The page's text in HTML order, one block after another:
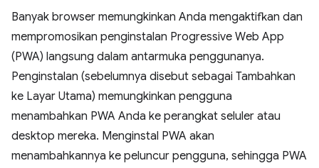
Banyak browser memungkinkan Anda mengaktifkan dan
mempromosikan penginstalan Progressive Web App
(PWA) langsung dalam antarmuka penggunanya.
Penginstalan (sebelumnya disebut sebagai Tambahkan
ke Layar Utama) memungkinkan pengguna
menambahkan PWA Anda ke perangkat seluler atau
desktop mereka. Menginstal PWA akan
menambahkannya ke peluncur pengguna, sehingga PWA